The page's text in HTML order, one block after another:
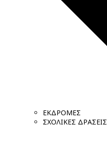
ΕΚΔΡΟΜΕΣ
ΣΧΟΛΙΚΕΣ ΔΡΑΣΕΙΣ